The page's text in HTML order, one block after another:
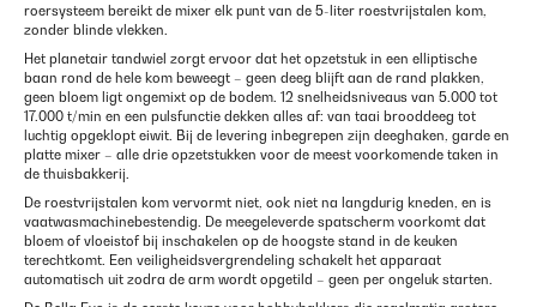
roersysteem bereikt de mixer elk punt van de 5-liter roestvrijstalen kom,
zonder blinde vlekken.
Het planetair tandwiel zorgt ervoor dat het opzetstuk in een elliptische
baan rond de hele kom beweegt – geen deeg blijft aan de rand plakken,
geen bloem ligt ongemixt op de bodem. 12 snelheidsniveaus van 5.000 tot
17.000 t/min en een pulsfunctie dekken alles af: van taai brooddeeg tot
luchtig opgeklopt eiwit. Bij de levering inbegrepen zijn deeghaken, garde en
platte mixer – alle drie opzetstukken voor de meest voorkomende taken in
de thuisbakkerij.
De roestvrijstalen kom vervormt niet, ook niet na langdurig kneden, en is
vaatwasmachinebestendig. De meegeleverde spatscherm voorkomt dat
bloem of vloeistof bij inschakelen op de hoogste stand in de keuken
terechtkomt. Een veiligheidsvergrendeling schakelt het apparaat
automatisch uit zodra de arm wordt opgetild – geen per ongeluk starten.